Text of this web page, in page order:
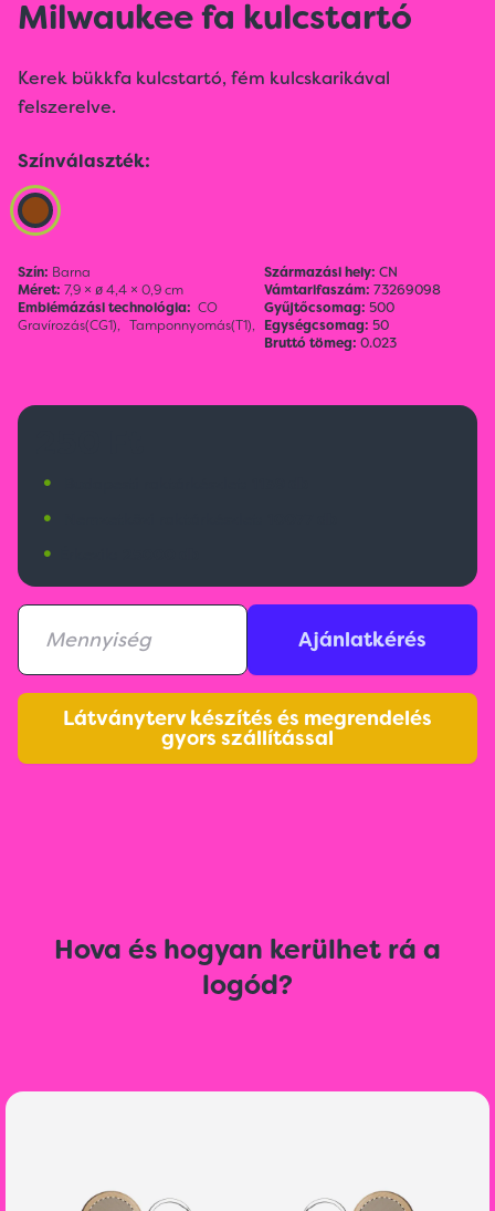
Milwaukee fa kulcstartó
Kerek bükkfa kulcstartó, fém kulcskarikával
felszerelve.
Színválaszték:
Szín: Barna
Méret: 7,9 × ø 4,4 × 0,9 cm
Emblémázási technológia: CO
Gravírozás(CG1), Tamponnyomás(T1),
Származási hely: CN
Vámtarifaszám: 73269098
Gyűjtőcsomag: 500
Egységcsomag: 50
Bruttó tömeg: 0.023
•
•
•
Ajánlatkérés
Látványterv készítés és megrendelés
gyors szállítással
Hova és hogyan kerülhet rá a
logód?